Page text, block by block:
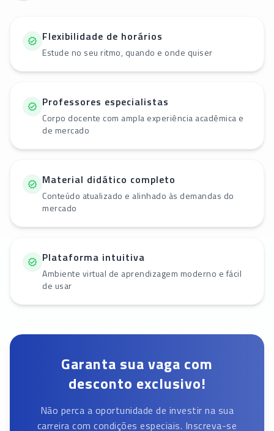
Flexibilidade de horários
Estude no seu ritmo, quando e onde quiser
Professores especialistas
Corpo docente com ampla experiência acadêmica e
de mercado
Material didático completo
Conteúdo atualizado e alinhado às demandas do
mercado
Plataforma intuitiva
Ambiente virtual de aprendizagem moderno e fácil
de usar
Garanta sua vaga com
desconto exclusivo!
Não perca a oportunidade de investir na sua
carreira com condições especiais. Inscreva-se